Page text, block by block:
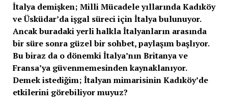
İtalya demişken; Milli Mücadele yıllarında Kadıköy
ve Üsküdar’da işgal süreci için İtalya bulunuyor.
Ancak buradaki yerli halkla İtalyanların arasında
bir süre sonra güzel bir sohbet, paylaşım başlıyor.
Bu biraz da o dönemki İtalya’nın Britanya ve
Fransa’ya güvenmemesinden kaynaklanıyor.
Demek istediğim; İtalyan mimarisinin Kadıköy’de
etkilerini görebiliyor muyuz?